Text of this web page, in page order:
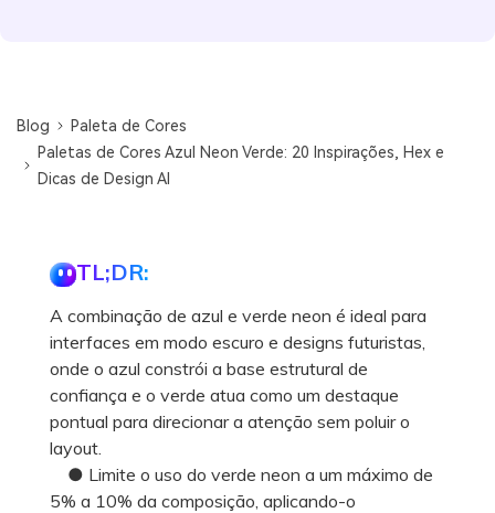
Blog
Paleta de Cores
Paletas de Cores Azul Neon Verde: 20 Inspirações, Hex e
Dicas de Design AI
TL;DR:
A combinação de azul e verde neon é ideal para
interfaces em modo escuro e designs futuristas,
onde o azul constrói a base estrutural de
confiança e o verde atua como um destaque
pontual para direcionar a atenção sem poluir o
layout.
● Limite o uso do verde neon a um máximo de
5% a 10% da composição, aplicando-o